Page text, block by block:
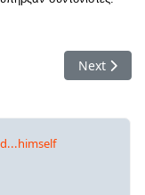
της Συνόδου
Next
Next